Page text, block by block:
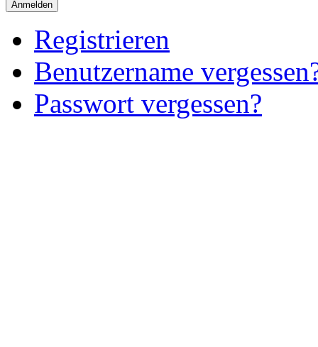
Anmelden
Registrieren
Benutzername
Passwort vergessen?